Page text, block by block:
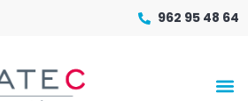
962 95 48 64